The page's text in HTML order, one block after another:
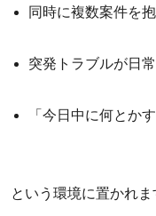
同時に複数案件を
突発トラブルが日
「今日中に何とか
という環境に置かれま